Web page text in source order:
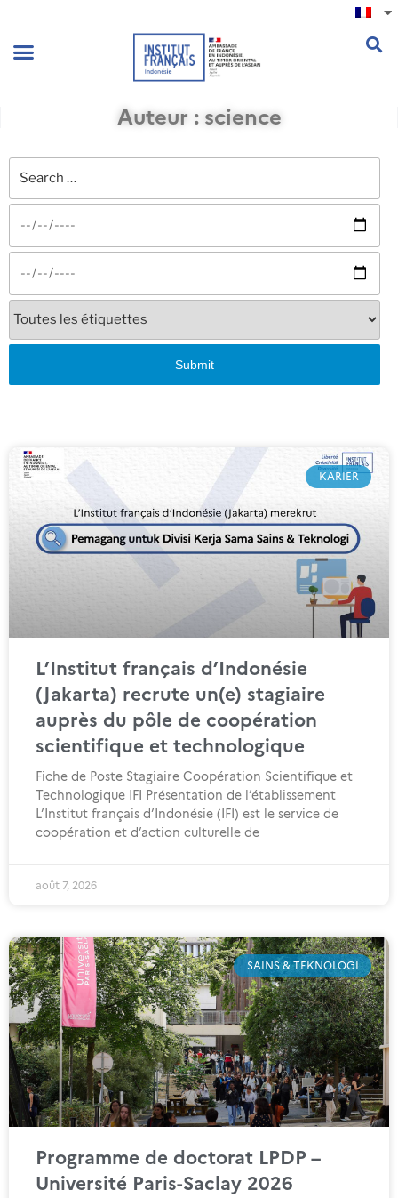
Auteur :science
KARIER
L’Institut français d’Indonésie
(Jakarta) recrute un(e) stagiaire
auprès du pôle de coopération
scientifique et technologique
Fiche de Poste Stagiaire Coopération Scientifique et
Technologique IFI Présentation de l’établissement
L’Institut français d’Indonésie (IFI) est le service de
coopération et d’action culturelle de
août 7, 2026
SAINS & TEKNOLOGI
Programme de doctorat LPDP –
Université Paris-Saclay 2026